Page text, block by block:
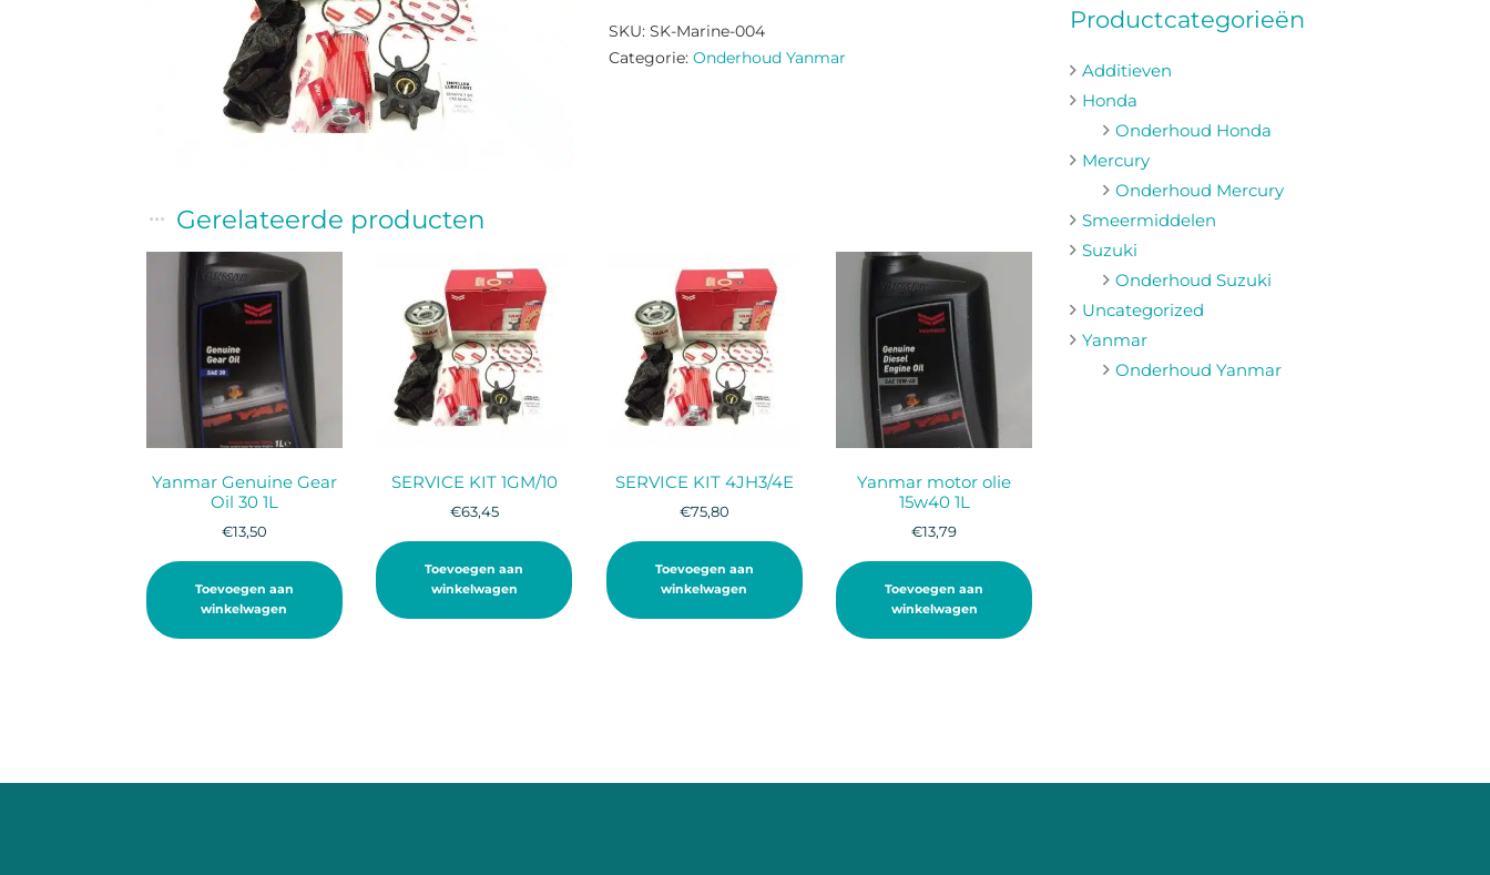
aantal
SKU:SK-Marine-004
Categorie:Onderhoud Yanmar
Gerelateerde producten
Yanmar Genuine Gear
Oil 30 1L
€13,50
Toevoegen aan
winkelwagen
SERVICE KIT 1GM/10
€63,45
Toevoegen aan
winkelwagen
SERVICE KIT 4JH3/4E
€75,80
Toevoegen aan
winkelwagen
Yanmar motor olie
15w40 1L
€13,79
Toevoegen aan
winkelwagen
Productcategorieën
Additieven
Honda
Onderhoud Honda
Mercury
Onderhoud Mercury
Smeermiddelen
Suzuki
Onderhoud Suzuki
Uncategorized
Yanmar
Onderhoud Yanmar